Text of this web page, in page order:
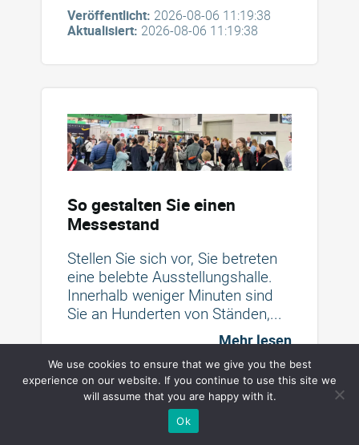
Veröffentlicht: 2026-08-06 11:19:38
Aktualisiert: 2026-08-06 11:19:38
So gestalten Sie einen
Messestand
Stellen Sie sich vor, Sie betreten
eine belebte Ausstellungshalle.
Innerhalb weniger Minuten sind
Sie an Hunderten von Ständen,...
Mehr lesen
Veröffentlicht: 2026-07-14 11:25:46
Aktualisiert: 2026-07-14 11:25:46
We use cookies to ensure that we give you the best
experience on our website. If you continue to use this site we
will assume that you are happy with it.
Ok